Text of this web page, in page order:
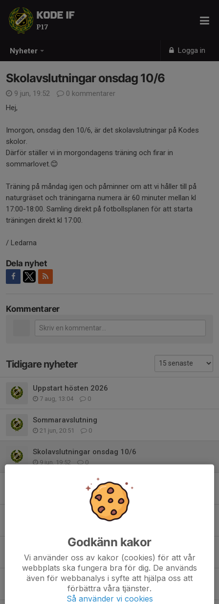
Nyheter Logga in
KODE IF
P17
Skolavslutningar onsdag 10/6
9 jun, 19:52
0 kommentarer
Hej,
Imorgon, onsdag den 10/6, är det skolavslutningar på Kodes
skolor.
Därför ställer vi in morgondagens träning och firar in
sommarlovet.😊
Träning på måndag igen och påminner om att vi håller till på
naturgräset och träningarna numera är 60 minuter mellan kl
17:00-18:00. Samling direkt på fotbollsplanen för att starta
träningen direkt kl 17:00.
/ Ledarna
Dela nyhet
Kommentarer
Tidigare nyheter
Uppstart hösten 2026
7 aug, 13:04 0
Sommaravslutning
21 jun, 20:51 0
Skolavslutningar onsdag 10/6
9 jun, 19:52 0
Omläggning konstgräset
Match mot Romelanda UF lördag 30/5
Film-/pizzakväll
27 maj, 11:54 0
Match mot Nödinge söndag 24/5
23 maj, 15:56 0
Godkänn kakor
Vi använder oss av kakor (cookies) för att vår
webbplats ska fungera bra för dig. De används
även för webbanalys i syfte att hjälpa oss att
förbättra våra tjänster.
Så använder vi cookies